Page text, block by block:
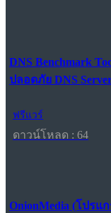
DNS Benchmark
ปลอดภัย DNS
ฟรีแวร์
ดาวน์โหลด : 64
OnionMedia (โปร